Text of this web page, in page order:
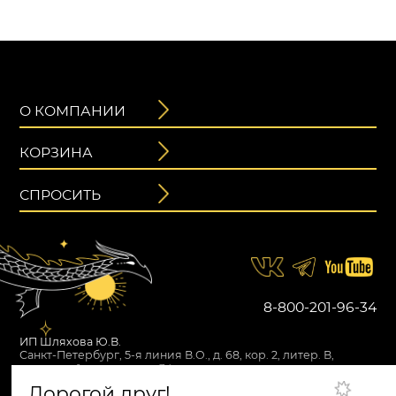
4 900₽
Первоначальная
цена
составляла
4
900 ₽.
2 695
Текущая
цена:
2
695 ₽.
БРАСЛЕТ ВОТАН
Север
кварц облачный,
лабрадорит
О КОМПАНИИ
КОРЗИНА
СПРОСИТЬ
ИП Шляхова Ю.В.
Санкт-Петербург, 5-я линия В.О., д. 68, кор. 2, литер. В,
лестница 1, помещение 34
8-800-201-96-34